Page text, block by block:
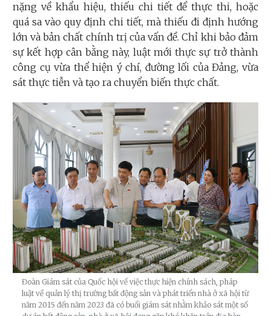
nặng về khẩu hiệu, thiếu chi tiết để thực thi, hoặc
quá sa vào quy định chi tiết, mà thiếu đi định hướng
lớn và bản chất chính trị của vấn đề. Chỉ khi bảo đảm
sự kết hợp cân bằng này, luật mới thực sự trở thành
công cụ vừa thể hiện ý chí, đường lối của Đảng, vừa
sát thực tiễn và tạo ra chuyển biến thực chất.
Đoàn Giám sát của Quốc hội về việc thực hiện chính sách, pháp
luật về quản lý thị trường bất động sản và phát triển nhà ở xã hội từ
năm 2015 đến năm 2023 đã có buổi giám sát nhằm khảo sát một số